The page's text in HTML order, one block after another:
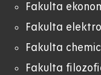
Fakulta
Fakulta
Fakulta
Fakulta